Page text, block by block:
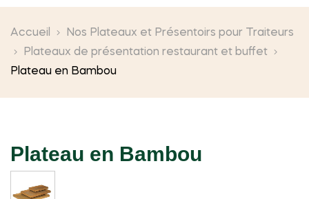
Accueil
Nos Plateaux et Présentoirs pour Traiteurs
Plateaux de présentation restaurant et buffet
Plateau en Bambou
Plateau en Bambou